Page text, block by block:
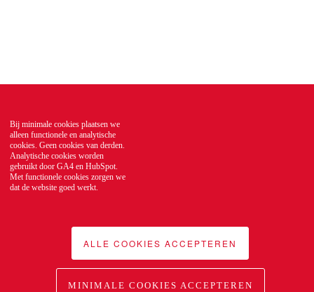
Bij minimale cookies plaatsen we
alleen functionele en analytische
cookies. Geen cookies van derden.
Analytische cookies worden
gebruikt door GA4 en HubSpot.
Met functionele cookies zorgen we
dat de website goed werkt.
ALLE COOKIES ACCEPTEREN
MINIMALE COOKIES ACCEPTEREN